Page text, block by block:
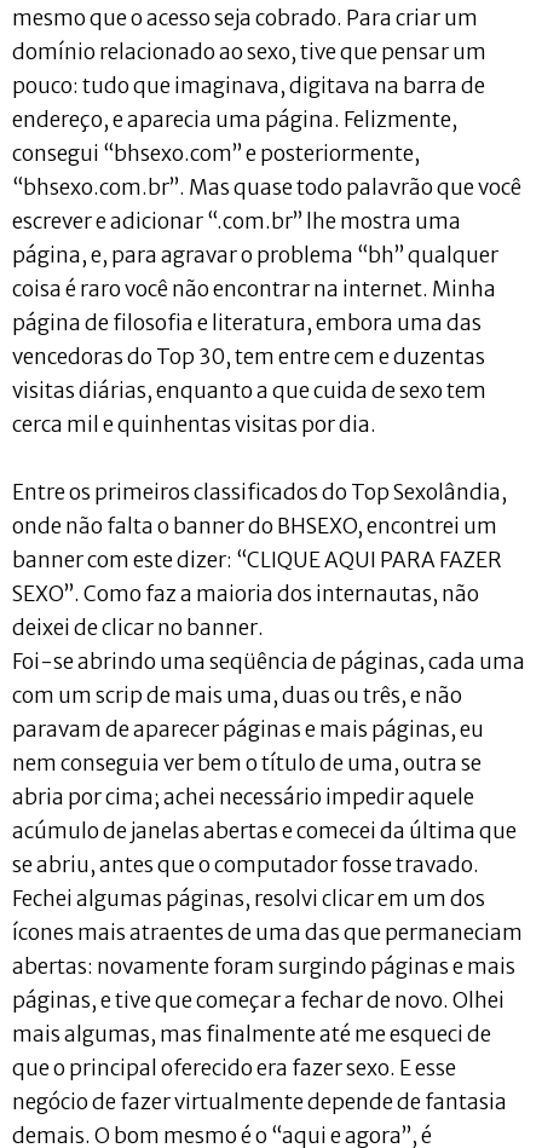
mesmo que o acesso seja cobrado. Para criar um
domínio relacionado ao sexo, tive que pensar um
pouco: tudo que imaginava, digitava na barra de
endereço, e aparecia uma página. Felizmente,
consegui “bhsexo.com” e posteriormente,
“bhsexo.com.br”. Mas quase todo palavrão que você
escrever e adicionar “.com.br” lhe mostra uma
página, e, para agravar o problema “bh” qualquer
coisa é raro você não encontrar na internet. Minha
página de filosofia e literatura, embora uma das
vencedoras do Top 30, tem entre cem e duzentas
visitas diárias, enquanto a que cuida de sexo tem
cerca mil e quinhentas visitas por dia.
Entre os primeiros classificados do Top Sexolândia,
onde não falta o banner do BHSEXO, encontrei um
banner com este dizer: “CLIQUE AQUI PARA FAZER
SEXO”. Como faz a maioria dos internautas, não
deixei de clicar no banner.
Foi-se abrindo uma seqüência de páginas, cada uma
com um scrip de mais uma, duas ou três, e não
paravam de aparecer páginas e mais páginas, eu
nem conseguia ver bem o título de uma, outra se
abria por cima; achei necessário impedir aquele
acúmulo de janelas abertas e comecei da última que
se abriu, antes que o computador fosse travado.
Fechei algumas páginas, resolvi clicar em um dos
ícones mais atraentes de uma das que permaneciam
abertas: novamente foram surgindo páginas e mais
páginas, e tive que começar a fechar de novo. Olhei
mais algumas, mas finalmente até me esqueci de
que o principal oferecido era fazer sexo. E esse
negócio de fazer virtualmente depende de fantasia
demais. O bom mesmo é o “aqui e agora”, é